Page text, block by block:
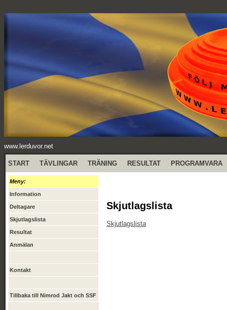
www.lerduvor.net
START TÄVLINGAR TRÄNING RESULTAT PROGRAMVARA
Meny:
Information
Deltagare
Skjutlagslista
Resultat
Anmälan
Kontakt
Tillbaka till Nimrod Jakt och SSF
Skjutlagslista
Skjutlagslista